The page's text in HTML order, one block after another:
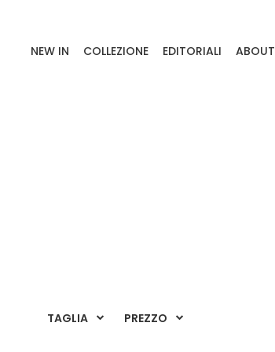
NEW IN COLLEZIONE EDITORIALI ABOUT
TAGLIA PREZZO